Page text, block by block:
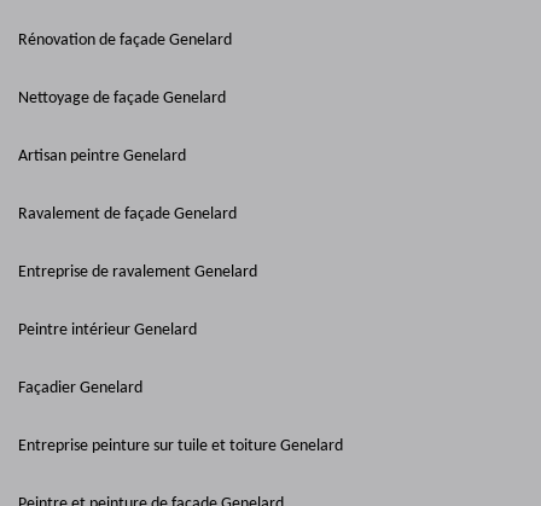
Rénovation de façade Genelard
Nettoyage de façade Genelard
Artisan peintre Genelard
Ravalement de façade Genelard
Entreprise de ravalement Genelard
Peintre intérieur Genelard
Façadier Genelard
Entreprise peinture sur tuile et toiture Genelard